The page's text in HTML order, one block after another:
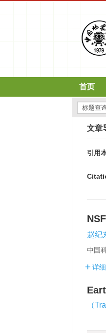
首页
文章
引用
赵纪
中国
详
（